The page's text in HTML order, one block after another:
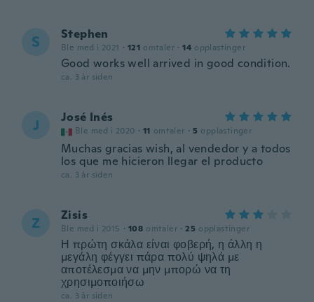
S Stephen
Ble med i 2021 · 121 omtaler · 14 opplastinger
Good works well arrived in good condition.
ca. 3 år siden
J José Inés
Ble med i 2020 · 11 omtaler · 5 opplastinger
Muchas gracias wish, al vendedor y a todos
los que me hicieron llegar el producto
ca. 3 år siden
Z Zisis
Ble med i 2015 · 108 omtaler · 25 opplastinger
Η πρώτη σκάλα είναι φοβερή, η άλλη η
μεγάλη φέγγει πάρα πολύ ψηλά με
αποτέλεσμα να μην μπορώ να τη
χρησιμοποιήσω
ca. 3 år siden